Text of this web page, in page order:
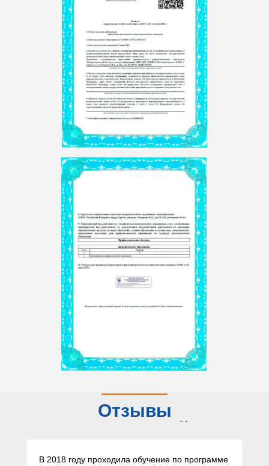
Отзывы
В 2018 году проходила обучение по программе